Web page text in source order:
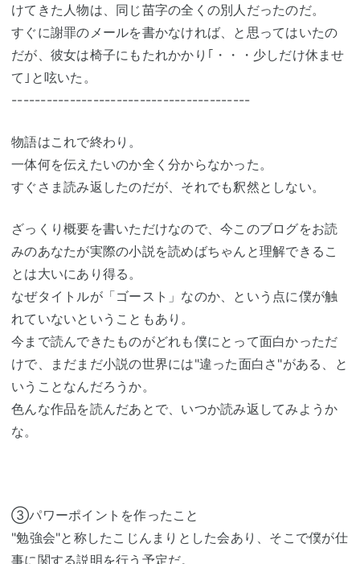
けてきた人物は、同じ苗字の全くの別人だったのだ。
すぐに謝罪のメールを書かなければ、と思ってはいたの
だが、彼女は椅子にもたれかかり｢・・・少しだけ休ませ
て｣と呟いた。
-----------------------------------------
物語はこれで終わり。
一体何を伝えたいのか全く分からなかった。
すぐさま読み返したのだが、それでも釈然としない。
ざっくり概要を書いただけなので、今このブログをお読
みのあなたが実際の小説を読めばちゃんと理解できるこ
とは大いにあり得る。
なぜタイトルが「ゴースト」なのか、という点に僕が触
れていないということもあり。
今まで読んできたものがどれも僕にとって面白かっただ
けで、まだまだ小説の世界には"違った面白さ"がある、と
いうことなんだろうか。
色んな作品を読んだあとで、いつか読み返してみようか
な。
③パワーポイントを作ったこと
"勉強会"と称したこじんまりとした会あり、そこで僕が仕
事に関する説明を行う予定だ。